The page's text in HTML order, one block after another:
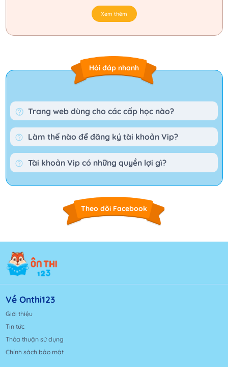
Xem thêm
Hỏi đáp nhanh
Trang web dùng cho các cấp học nào?
Làm thế nào để đăng ký tài khoản Vip?
Tài khoản Vip có những quyền lợi gì?
Theo dõi Facebook
Về Onthi123
Giới thiệu
Tin tức
Thỏa thuận sử dụng
Chính sách bảo mật